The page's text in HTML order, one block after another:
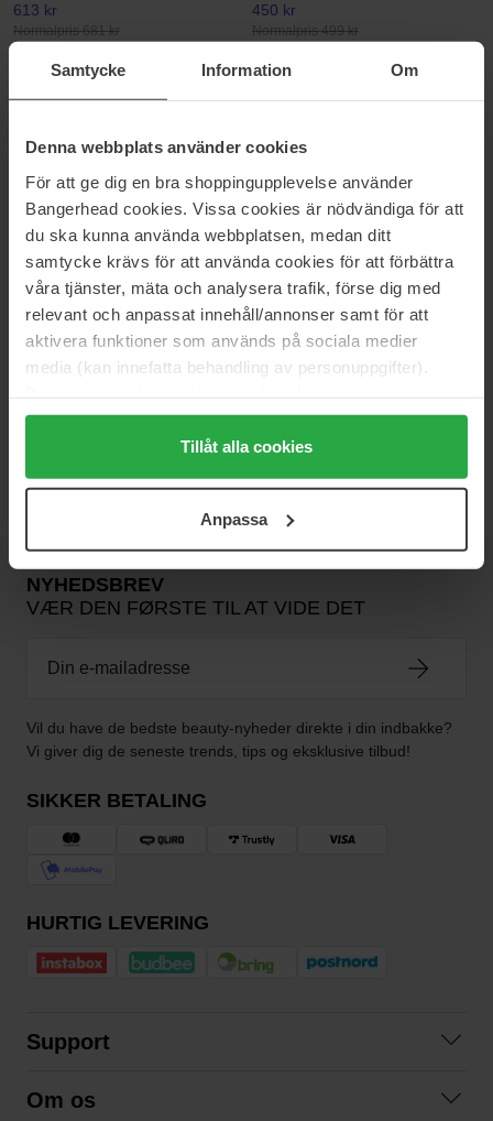
Samtycke Information Om
Denna webbplats använder cookies
För att ge dig en bra shoppingupplevelse använder
Bangerhead cookies. Vissa cookies är nödvändiga för att
du ska kunna använda webbplatsen, medan ditt
samtycke krävs för att använda cookies för att förbättra
våra tjänster, mäta och analysera trafik, förse dig med
relevant och anpassat innehåll/annonser samt för att
aktivera funktioner som används på sociala medier
media (kan innefatta behandling av personuppgifter).
Genom att trycka på "Tillåt alla cookies" accepterar du
alla cookies, medan du under "Detaljer" kan anpassa
användningen av cookies. Du kan när som helst återkalla
samt vår Integritetspolicy.
Tillåt alla cookies
Anpassa
613 kr
Normalpris 681 kr
450 kr
Normalpris 499 kr
Super R Retinoid Sleep Serum
60 pcs
Normalpris 779 kr
Oskia
Violet Water BHA Clarifying
100 ml
Normalpris 390 kr
Oskia
Violet Water Clearing Cleanser
Blemish Facial Clensing Gel
Normalpris 357 kr
OSKIA
NYHEDSBREV
VÆR DEN FØRSTE TIL AT VIDE DET
Vil du have de bedste beauty-nyheder direkte i din indbakke?
Vi giver dig de seneste trends, tips og eksklusive tilbud!
SIKKER BETALING
HURTIG LEVERING
Support
Om os